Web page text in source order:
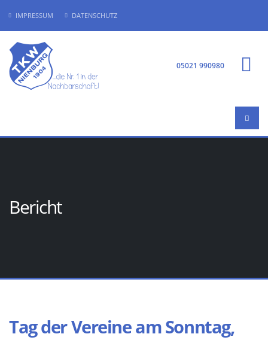
IMPRESSUM DATENSCHUTZ
05021 990980
Bericht
Tag der Vereine am Sonntag,